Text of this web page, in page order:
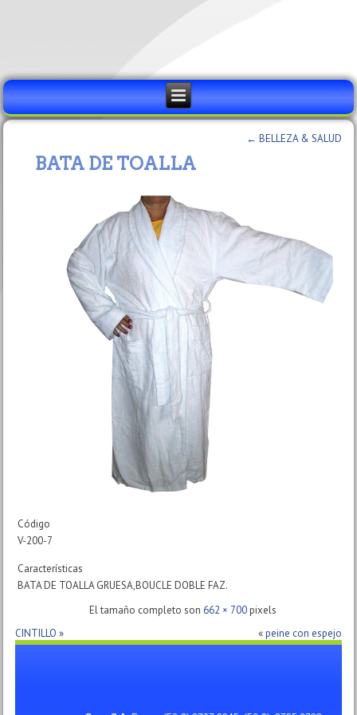
← BELLEZA & SALUD
BATA DE TOALLA
Código
V-200-7
Características
BATA DE TOALLA GRUESA,BOUCLE DOBLE FAZ.
El tamaño completo son 662 × 700pixels
CINTILLO » «peine con espejo